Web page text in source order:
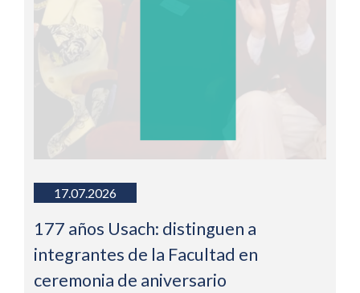
17.07.2026
177 años Usach: distinguen a
integrantes de la Facultad en
ceremonia de aniversario